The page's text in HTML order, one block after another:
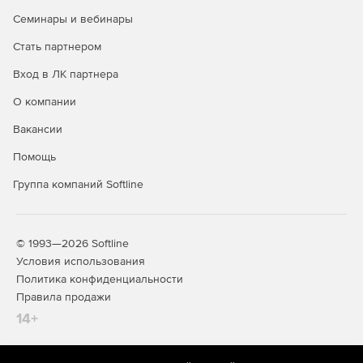
работать с жесткими дисками объемом более 2 Тб.
Возможность применения современных
Рутокен ЭЦП 2.0 и Рутокен Lite; смарт-карты: JaCarta-2
Семинары и вебинары
Стать партнером
Вход в ЛК партнера
О компании
Вакансии
Помощь
Группа компаний Softline
© 1993—2026 Softline
Условия использования
Политика конфиденциальности
Правила продажи
14+